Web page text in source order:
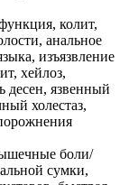
колит,
анальное
изъязвление
хейлоз,
десен, язвенный
холестаз,
боли/
сумки,